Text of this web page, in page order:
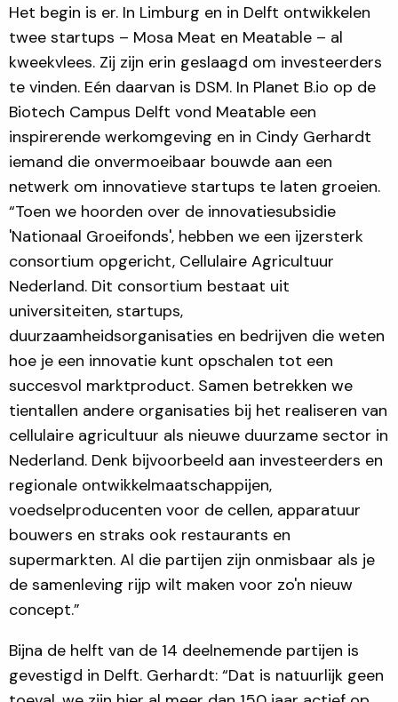
Het begin is er. In Limburg en in Delft ontwikkelen
twee startups – Mosa Meat en Meatable – al
kweekvlees. Zij zijn erin geslaagd om investeerders
te vinden. Eén daarvan is DSM. In Planet B.io op de
Biotech Campus Delft vond Meatable een
inspirerende werkomgeving en in Cindy Gerhardt
iemand die onvermoeibaar bouwde aan een
netwerk om innovatieve startups te laten groeien.
“Toen we hoorden over de innovatiesubsidie
'Nationaal Groeifonds', hebben we een ijzersterk
consortium opgericht, Cellulaire Agricultuur
Nederland. Dit consortium bestaat uit
universiteiten, startups,
duurzaamheidsorganisaties en bedrijven die weten
hoe je een innovatie kunt opschalen tot een
succesvol marktproduct. Samen betrekken we
tientallen andere organisaties bij het realiseren van
cellulaire agricultuur als nieuwe duurzame sector in
Nederland. Denk bijvoorbeeld aan investeerders en
regionale ontwikkelmaatschappijen,
voedselproducenten voor de cellen, apparatuur
bouwers en straks ook restaurants en
supermarkten. Al die partijen zijn onmisbaar als je
de samenleving rijp wilt maken voor zo'n nieuw
concept.”
Bijna de helft van de 14 deelnemende partijen is
gevestigd in Delft. Gerhardt: “Dat is natuurlijk geen